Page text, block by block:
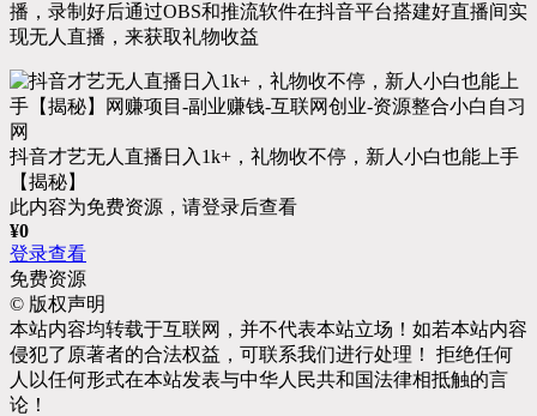
播，录制好后通过OBS和推流软件在抖音平台搭建好直播间实
现无人直播，来获取礼物收益
抖音才艺无人直播日入1k+，礼物收不停，新人小白也能上手
【揭秘】
此内容为免费资源，请登录后查看
¥0
登录查看
免费资源
© 版权声明
本站内容均转载于互联网，并不代表本站立场！如若本站内容
侵犯了原著者的合法权益，可联系我们进行处理！ 拒绝任何
人以任何形式在本站发表与中华人民共和国法律相抵触的言
论！